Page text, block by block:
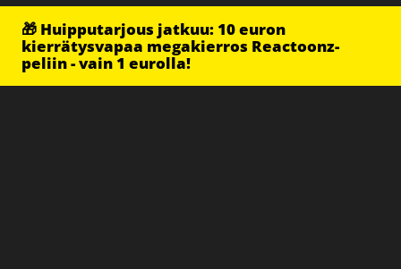
🎁 Huipputarjous jatkuu: 10 euron
kierrätysvapaa megakierros Reactoonz-
peliin - vain 1 eurolla!